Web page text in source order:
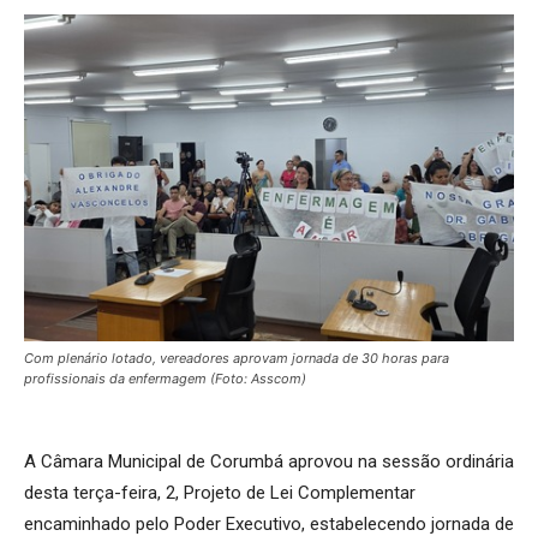
Com plenário lotado, vereadores aprovam jornada de 30 horas para
profissionais da enfermagem (Foto: Asscom)
A Câmara Municipal de Corumbá aprovou na sessão ordinária
desta terça-feira, 2, Projeto de Lei Complementar
encaminhado pelo Poder Executivo, estabelecendo jornada de